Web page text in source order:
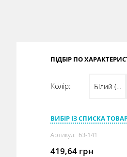
ПІДБІР ПО
Колір: Білий
ВИБІР ІЗ СПИСКА
Артикул: 63-141
419,64 грн